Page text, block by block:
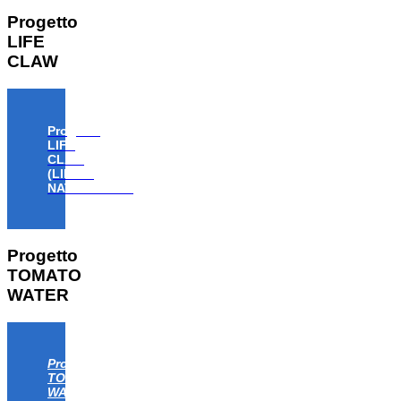
Progetto
LIFE
CLAW
Progetto
LIFE
CLAW
(LIFE18
NAT/IT/000806)
Progetto
TOMATO
WATER
Progetto
TOMATO
WATER